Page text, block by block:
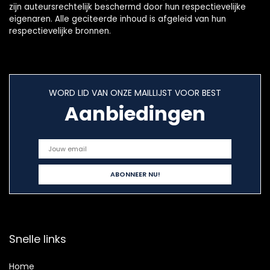
zijn auteursrechtelijk beschermd door hun respectievelijke
eigenaren. Alle geciteerde inhoud is afgeleid van hun
respectievelijke bronnen.
WORD LID VAN ONZE MAILLIJST VOOR BEST
Aanbiedingen
Snelle links
Home